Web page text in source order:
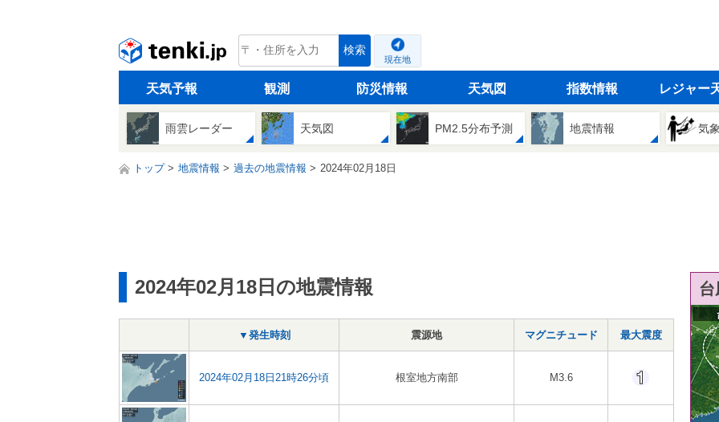
tenki.jp 検索
現在地
天気予報 観測 防災情報 天気図 指数情報 レジャー
雨雲レーダー 天気図 PM2.5分布予測 地震情報 気
トップ 地震情報 過去の地震情報 2024年02月18日
2024年02月18日の地震情報
▼発生時刻 震源地 マグニチュード 最大震度
2024年02月18日21時26分頃 根室地方南部 M3.6